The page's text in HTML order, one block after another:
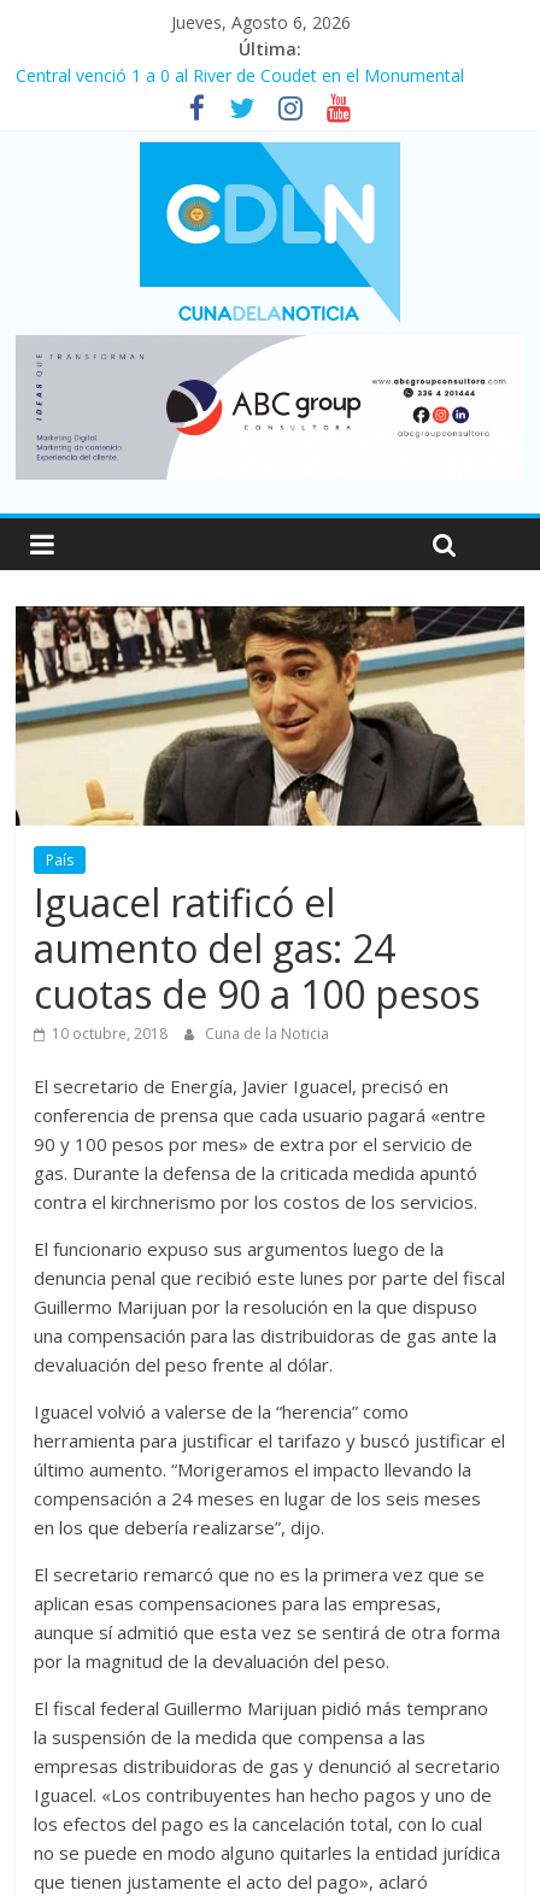
Jueves, Agosto 6, 2026
Última:
Central venció 1 a 0 al River de Coudet en el Monumental
La morosidad alcanzó su nivel más alto en dos décadas y ya
afecta a 400 mil deudores en Santa Fe
Desde que asumió Milei cerraron 41.000 kioscos: el sector
denuncia crisis como en 2001
Vacaciones de invierno con más movimiento y consumo
turístico: 4,6 millones de personas viajaron por el país, un 5,9%
Fuerte caída de la venta de autos usados en julio: bajó un 12,6%
País
Iguacel ratificó el
aumento del gas: 24
cuotas de 90 a 100 pesos
10 octubre, 2018 Cuna de la Noticia
El secretario de Energía, Javier Iguacel, precisó en
conferencia de prensa que cada usuario pagará «entre
90 y 100 pesos por mes» de extra por el servicio de
gas. Durante la defensa de la criticada medida apuntó
contra el kirchnerismo por los costos de los servicios.
El funcionario expuso sus argumentos luego de la
denuncia penal que recibió este lunes por parte del fiscal
Guillermo Marijuan por la resolución en la que dispuso
una compensación para las distribuidoras de gas ante la
devaluación del peso frente al dólar.
Iguacel volvió a valerse de la “herencia” como
herramienta para justificar el tarifazo y buscó justificar el
último aumento. “Morigeramos el impacto llevando la
compensación a 24 meses en lugar de los seis meses
en los que debería realizarse”, dijo.
El secretario remarcó que no es la primera vez que se
aplican esas compensaciones para las empresas,
aunque sí admitió que esta vez se sentirá de otra forma
por la magnitud de la devaluación del peso.
El fiscal federal Guillermo Marijuan pidió más temprano
la suspensión de la medida que compensa a las
empresas distribuidoras de gas y denunció al secretario
Iguacel. «Los contribuyentes han hecho pagos y uno de
los efectos del pago es la cancelación total, con lo cual
no se puede en modo alguno quitarles la entidad jurídica
que tienen justamente el acto del pago», aclaró